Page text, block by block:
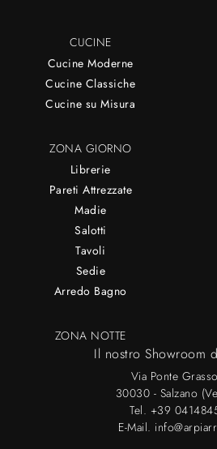
CUCINE
Cucine Moderne
Cucine Classiche
Cucine su Misura
ZONA GIORNO
Librerie
Pareti Attrezzate
Madie
Salotti
Tavoli
Sedie
Arredo Bagno
ZONA NOTTE
Il nostro Showroom
Via Ponte
30030 - Salzano
Tel. +39
E-Mail.